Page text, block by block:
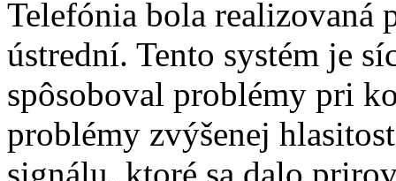
Telefónia bola realizovaná
ústrední. Tento systém je
spôsoboval problémy pri
problémy zvýšenej
signálu, ktoré sa dalo